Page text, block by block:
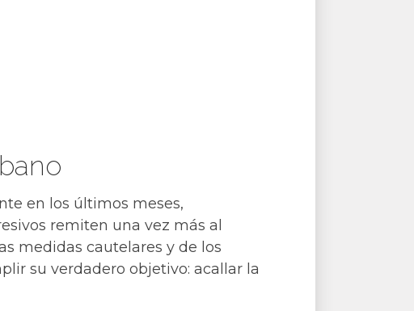
en los últimos meses,
remiten una vez más al
medidas cautelares y de los
su verdadero objetivo: acallar la